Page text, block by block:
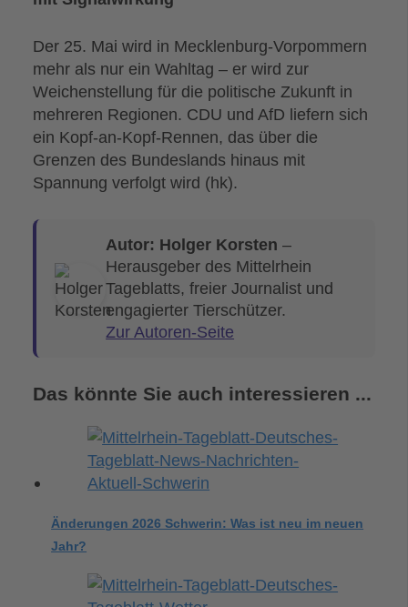
Der 25. Mai wird in Mecklenburg-Vorpommern
mehr als nur ein Wahltag – er wird zur
Weichenstellung für die politische Zukunft in
mehreren Regionen. CDU und AfD liefern sich
ein Kopf-an-Kopf-Rennen, das über die
Grenzen des Bundeslands hinaus mit
Spannung verfolgt wird (hk).
Autor: Holger Korsten –
Herausgeber des Mittelrhein
Tageblatts, freier Journalist und
engagierter Tierschützer.
Zur Autoren-Seite
Das könnte Sie auch interessieren ...
Änderungen 2026 Schwerin: Was ist neu im neuen
Jahr?